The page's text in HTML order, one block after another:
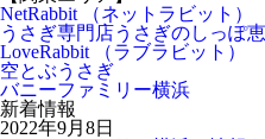
NetRabbit （ネットラビット）
うさぎ専門店うさぎのしっぽ
LoveRabbit （ラブラビット）
空とぶうさぎ
バニーファミリー横浜
新着情報
2022年9月8日